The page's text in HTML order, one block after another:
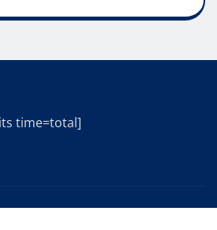
time=total]